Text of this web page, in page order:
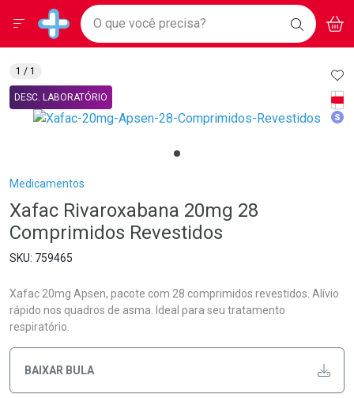
Drogarias Pacheco
Baixe nosso APP e aproveite Ofertas Exclusivas!
BAIXE
O APP
Ir direto para a home
pela página
Ir direto para o conteúdo
Ir direto para a busca
Ir direto para a conta
Ir direto para a ajuda
Ir direto para a notificações
Ir direto para o carrinho
Faça a sua busca
O que você precisa? BUSCAR
Menu
Breadcrumb
Medicamentos
Xafac Rivaroxabana 20mg 28
Comprimidos Revestidos
759465
Xafac 20mg Apsen, pacote com 28 comprimidos revestidos. Alívio
rápido nos quadros de asma. Ideal para seu tratamento
respiratório.
BAIXAR BULA
DESC. LABORATÓRIO
1 / 1